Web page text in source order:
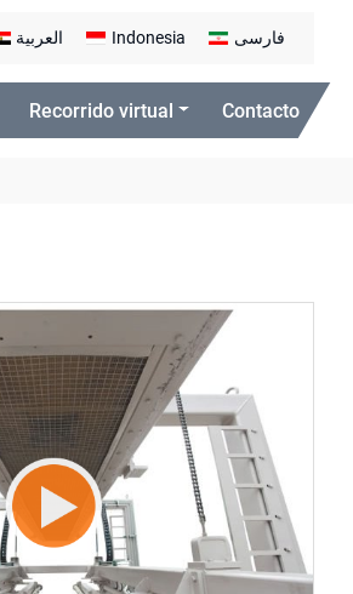
العربية Indonesia فارسی
Recorrido virtual Contacto